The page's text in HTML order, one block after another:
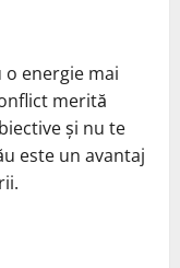
energie mai
merită
și nu te
este un avantaj